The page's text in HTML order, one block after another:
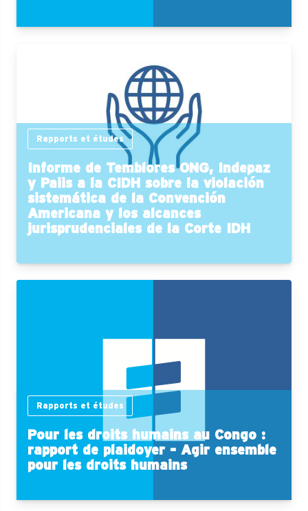
Rapports et études
Informe de Temblores ONG, Indepaz
y Paiis a la CIDH sobre la violación
sistemática de la Convención
Americana y los alcances
jurisprudenciales de la Corte IDH
Rapports et études
Pour les droits humains au Congo :
rapport de plaidoyer - Agir ensemble
pour les droits humains